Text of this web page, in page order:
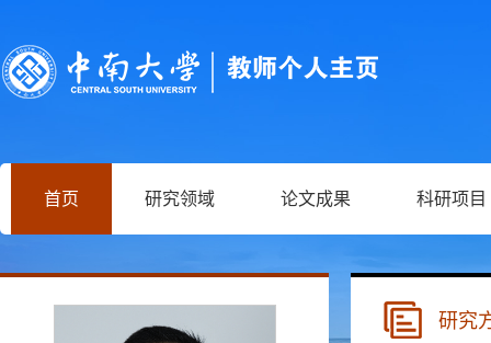
首页 研究领域 论文成果 科研项目
研究